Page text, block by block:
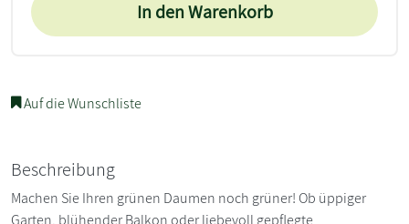
In den Warenkorb
Auf die Wunschliste
Beschreibung
Machen Sie Ihren grünen Daumen noch grüner! Ob üppiger
Garten, blühender Balkon oder liebevoll gepflegte